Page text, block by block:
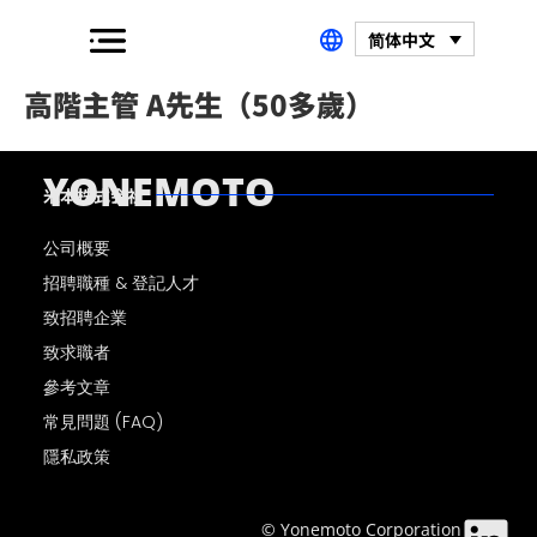
简体中文
高階主管 A先生（50多歲）
YONEMOTO
米本株式会社
公司概要
招聘職種 & 登記人才
致招聘企業
致求職者
參考文章
常見問題 (FAQ)
隱私政策
© Yonemoto Corporation